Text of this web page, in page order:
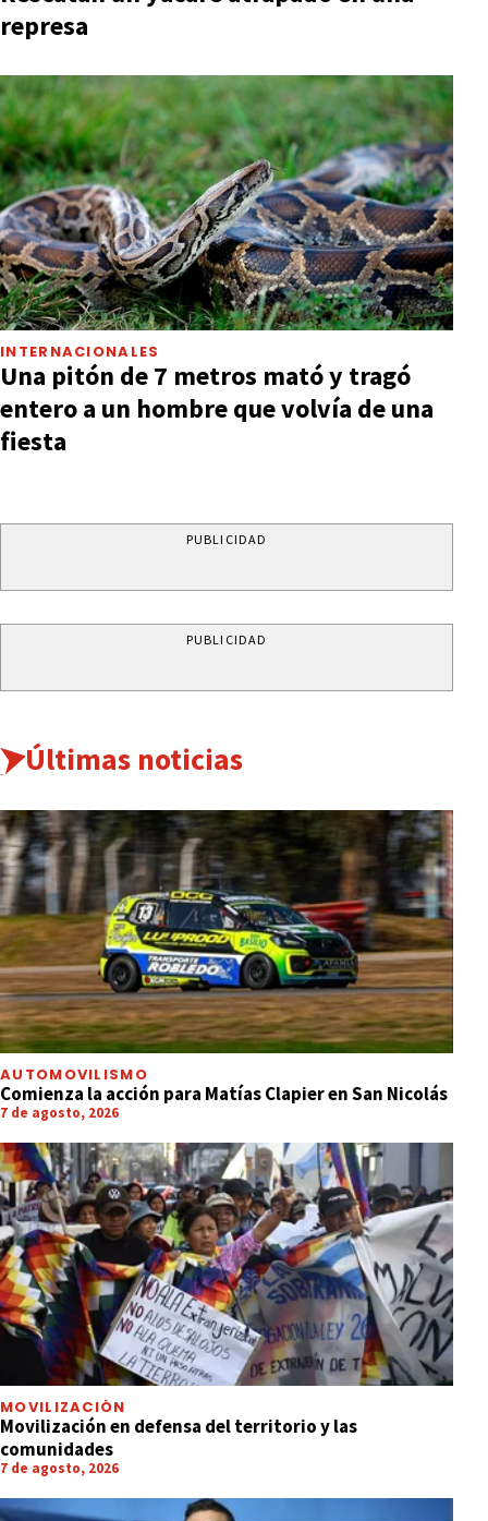
represa
INTERNACIONALES
Una pitón de 7 metros mató y tragó
entero a un hombre que volvía de una
fiesta
PUBLICIDAD
PUBLICIDAD
Últimas noticias
AUTOMOVILISMO
Comienza la acción para Matías Clapier en San Nicolás
7 de agosto, 2026
MOVILIZACIÓN
Movilización en defensa del territorio y las
comunidades
7 de agosto, 2026